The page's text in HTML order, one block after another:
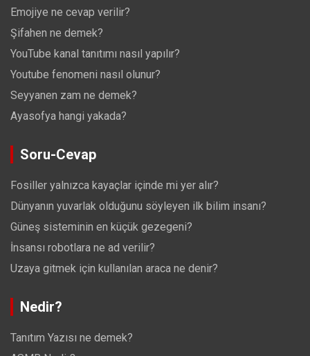
Emojiye ne cevap verilir?
Şifahen ne demek?
YouTube kanal tanıtımı nasıl yapılır?
Youtube fenomeni nasıl olunur?
Seyyanen zam ne demek?
Ayasofya hangi yakada?
Soru-Cevap
Fosiller yalnızca kayaçlar içinde mi yer alır?
Dünyanın yuvarlak olduğunu söyleyen ilk bilim insanı?
Güneş sisteminin en küçük gezegeni?
İnsansı robotlara ne ad verilir?
Uzaya gitmek için kullanılan araca ne denir?
Nedir?
Tanıtım Yazısı ne demek?